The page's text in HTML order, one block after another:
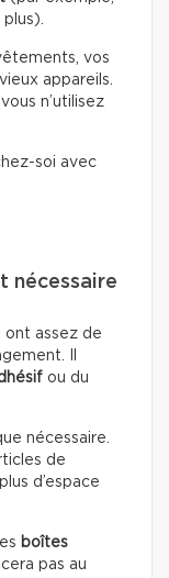
vos
appareils.
n’utilisez
soi avec
nécessaire
ont assez de
Il
ou du
nécessaire.
de
d’espace
boîtes
pas au